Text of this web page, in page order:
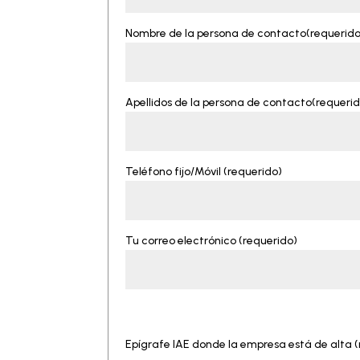
Nombre de la persona de
Apellidos de la persona de
Teléfono fijo/Móvil (requerido)
Tu correo electrónico (requerido)
Epígrafe IAE donde la empresa está de alta